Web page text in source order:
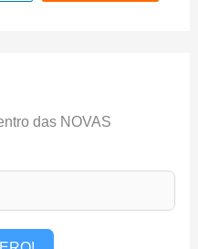
das NOVAS